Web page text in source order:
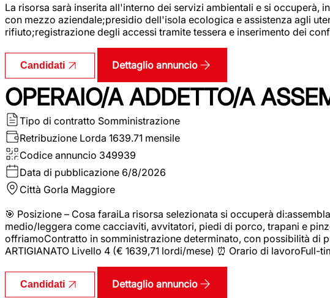
La risorsa sarà inserita all'interno dei servizi ambientali e si
con mezzo aziendale;presidio dell'isola ecologica e assistenza agli
rifiuto;registrazione degli accessi tramite tessera e inserimento dei
Candidati Dettaglio annuncio
OPERAIO/A ADDETTO/A
Tipo di contratto Somministrazione
Retribuzione Lorda 1639.71 mensile
Codice annuncio 349939
Data di pubblicazione 6/8/2026
Città Gorla Maggiore
🎯 Posizione – Cosa faraiLa risorsa selezionata si occuperà
medio/leggera come cacciaviti, avvitatori, piedi di porco, trapani e
offriamoContratto in somministrazione determinato, con possibilità di
ARTIGIANATO Livello 4 (€ 1639,71 lordi/mese) ⏰ Orario di lavoroFull-
Candidati Dettaglio annuncio